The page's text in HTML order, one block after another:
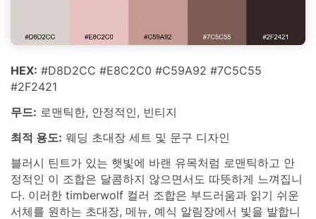
HEX: #D8D2CC #E8C2C0 #C59A92 #7C5C55
#2F2421
무드: 로맨틱한, 안정적인, 빈티지
최적 용도: 웨딩 초대장 세트 및 문구 디자인
블러시 틴트가 있는 햇빛에 바랜 유목처럼 로맨틱하고 안
정적인 이 조합은 달콤하지 않으면서도 따뜻하게 느껴집니
다. 이러한 timberwolf 컬러 조합은 부드러움과 읽기 쉬운
서체를 원하는 초대장, 메뉴, 예식 알림장에서 빛을 발합니